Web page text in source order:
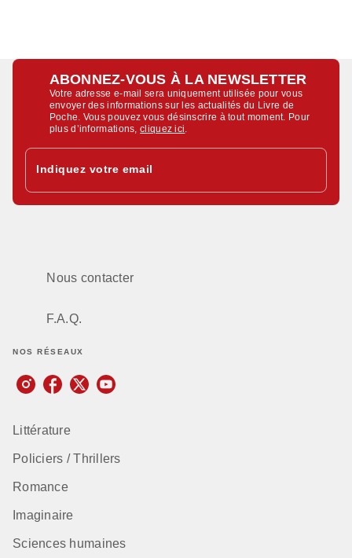
ABONNEZ-VOUS À LA NEWSLETTER
Votre adresse e-mail sera uniquement utilisée pour vous
envoyer des informations sur les actualités du Livre de
Poche. Vous pouvez vous désinscrire à tout moment. Pour
plus d’informations,cliquez ici
Indiquez votre email
Nous contacter
F.A.Q.
NOS RÉSEAUX
Littérature
Policiers / Thrillers
Romance
Imaginaire
Sciences humaines